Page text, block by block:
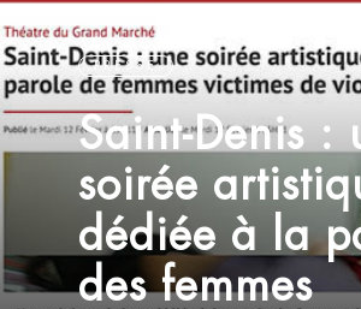
PRESSE
Saint-Denis :
soirée
dédiée à la
des femmes